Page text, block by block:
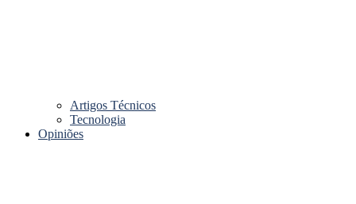
Artigos Técnicos
Tecnologia
Opiniões